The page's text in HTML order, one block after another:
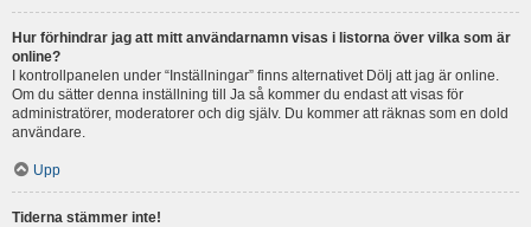
Hur förhindrar jag att mitt användarnamn visas i listorna över vilka som är
online?
I kontrollpanelen under “Inställningar” finns alternativet Dölj att jag är online.
Om du sätter denna inställning till Ja så kommer du endast att visas för
administratörer, moderatorer och dig själv. Du kommer att räknas som en dold
användare.
Upp
Tiderna stämmer inte!